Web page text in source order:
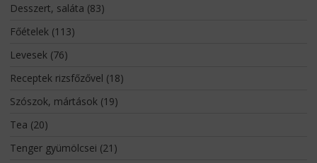
Desszert, saláta (83)
Főételek(113)
Levesek(76)
Receptek rizsfőzővel (18)
Szószok, mártások(19)
Tea (20)
Tenger gyümölcsei (21)